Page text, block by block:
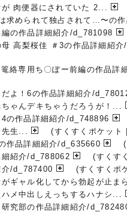
肉便器にされていた 2...
求められて独占されて…〜の
の作品詳細紹介/d_781098
高梨桜佳 ＃3の作品詳細紹
絡専用ち〇ぽー前編の作品詳
よ！6の作品詳細紹介/
ゃんデキちゃうだろうが！...
の作品詳細紹介/d_748896
先生...
(すくすくポケット
作品詳細紹介/d_635660
紹介/d_788062
(すくす
介/d_787400
(すくすくポ
ギャル化してから勃起が止ま
メ中出しえっちするハナシ...
究部の作品詳細紹介/